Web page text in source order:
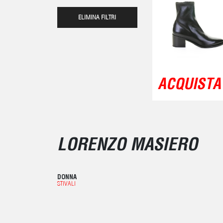
ELIMINA FILTRI
LORENZO MASIERO
DONNA
STIVALI